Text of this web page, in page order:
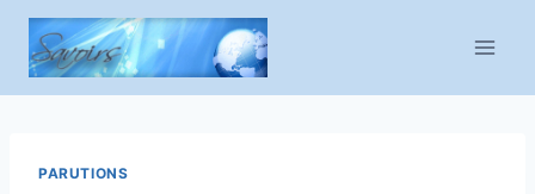
Aller
contenu
PARUTIONS